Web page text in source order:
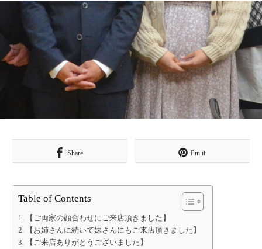
Share Pin it
Table of Contents
【ご両家の顔合わせにご来店頂きました】
【お姉さんに続いて妹さんにもご来店頂きました】
【ご来店ありがとうございました】